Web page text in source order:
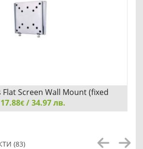
Screen Wall Mount (fixed
17.88€/ 34.97 лв.
(83)